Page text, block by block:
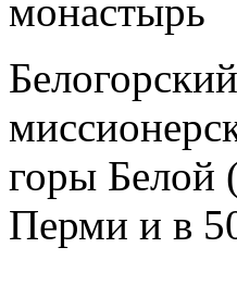
горы Белой
Перми и в